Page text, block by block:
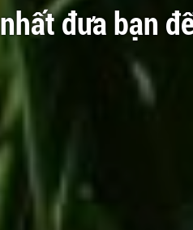
nhất đưa bạn